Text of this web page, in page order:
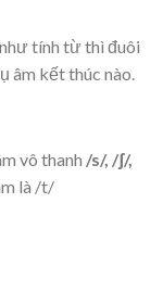
tính từ thì đuôi
âm kết thúc nào.
vô thanh /s/, /ʃ/,
là /t/